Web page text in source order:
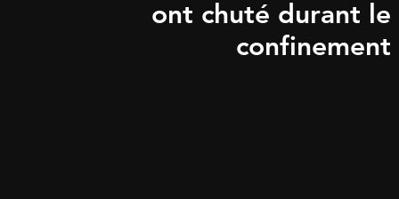
ont chuté durant le
confinement